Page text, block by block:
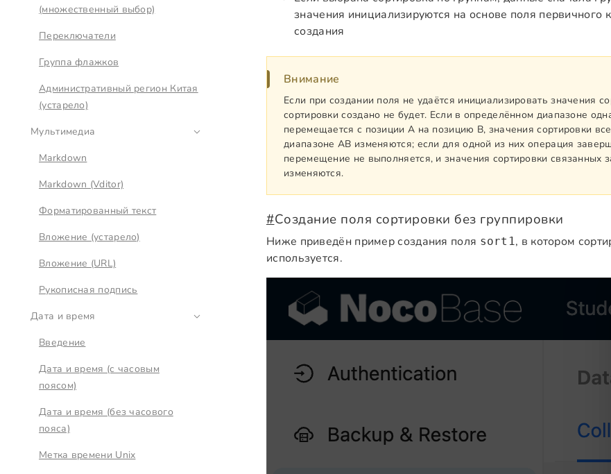
(множественный выбор)
Переключатели
Группа флажков
Административный регион Китая
(устарело)
Мультимедиа
Markdown
Markdown (Vditor)
Форматированный текст
Вложение (устарело)
Вложение (URL)
Рукописная подпись
Дата и время
Введение
Дата и время (с часовым
поясом)
Дата и время (без часового
пояса)
Метка времени Unix
значения инициализируются на основе поля первичного
создания
Внимание
Если при создании поля не удаётся инициализировать значения
сортировки создано не будет. Если в определённом диапазоне
перемещается с позиции A на позицию B, значения сортировки
диапазоне AB изменяются; если для одной из них операция
перемещение не выполняется, и значения сортировки связанных
изменяются.
#Создание поля сортировки без группировки
Ниже приведён пример создания поля sort1, в котором
используется.